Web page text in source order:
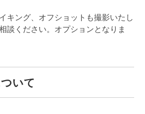
キング、オフショットも撮影いたし
談ください。オプションとなりま
いて